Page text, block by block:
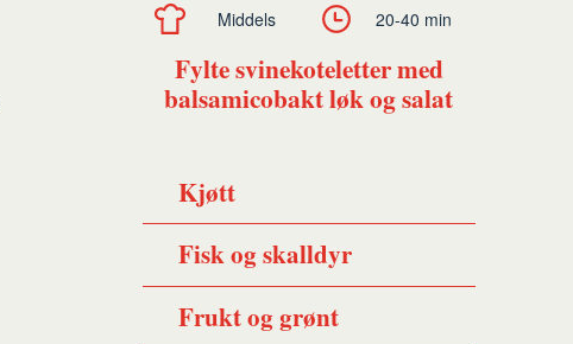
Fylte svinekoteletter med
balsamicobakt løk og salat
Middels 20-40 min
Kjøtt
Fisk og skalldyr
Frukt og grønt